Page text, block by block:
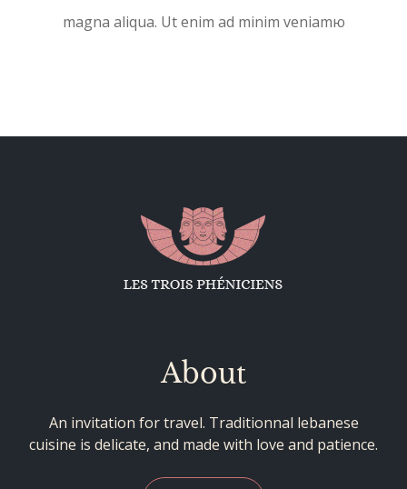
magna aliqua. Ut enim ad minim veniamю
About
An invitation for travel. Traditionnal lebanese
cuisine is delicate, and made with love and patience.